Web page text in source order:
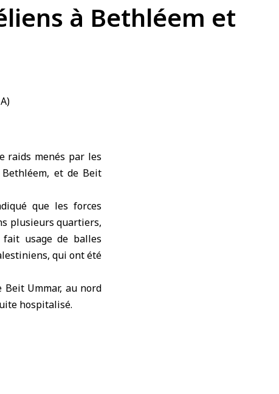
à Bethléem et
raids menés par les
et de Beit
que les forces
plusieurs quartiers,
fait usage de balles
qui ont été
Beit Ummar, au nord
hospitalisé.